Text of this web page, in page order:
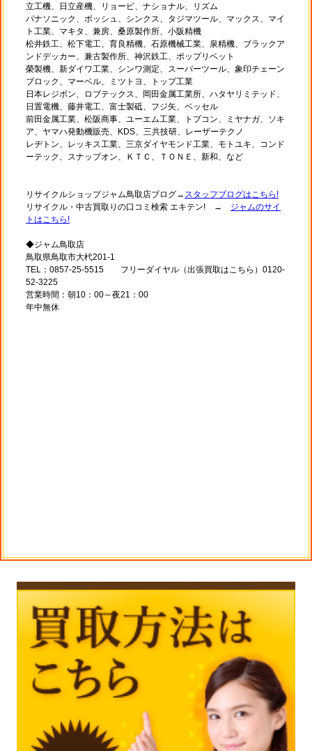
立工機、日立産機、リョービ、ナショナル、リズム
パナソニック、ボッシュ、シンクス、タジマツール、マックス、マイ
ト工業、マキタ、兼房、桑原製作所、小阪精機
松井鉄工、松下電工、育良精機、石原機械工業、泉精機、ブラックア
ンドデッカー、兼古製作所、神沢鉄工、ポップリベット
榮製機、新ダイワ工業、シンワ測定、スーパーツール、象印チェーン
ブロック、マーベル、ミツトヨ、トップ工業
日本レジボン、ロブテックス、岡田金属工業所、ハタヤリミテッド、
日置電機、藤井電工、富士製砥、フジ矢、ベッセル
前田金属工業、松阪商事、ユーエム工業、トプコン、ミヤナガ、ソキ
ア、ヤマハ発動機販売、KDS、三共技研、レーザーテクノ
レヂトン、レッキス工業、三京ダイヤモンド工業、モトユキ、コンド
ーテック、スナップオン、ＫＴＣ、ＴＯＮＥ、新和、など
リサイクルショップジャム鳥取店ブログ→ スタッフブログはこちら!
リサイクル・中古買取りの口コミ検索 エキテン! → ジャムのサイ
トはこちら!
◆ジャム鳥取店
鳥取県鳥取市大杙201-1
TEL：0857-25-5515 フリーダイヤル（出張買取はこちら）0120-
52-3225
営業時間：朝10：00～夜21：00
年中無休